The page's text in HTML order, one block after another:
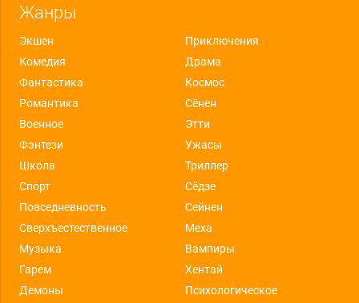
Жанры
Экшен
Приключения
Комедия
Драма
Фантастика
Космос
Романтика
Сёнен
Военное
Этти
Фэнтези
Ужасы
Школа
Триллер
Спорт
Сёдзе
Повседневность
Сейнен
Сверхъестественное
Меха
Музыка
Вампиры
Гарем
Хентай
Демоны
Психологическое